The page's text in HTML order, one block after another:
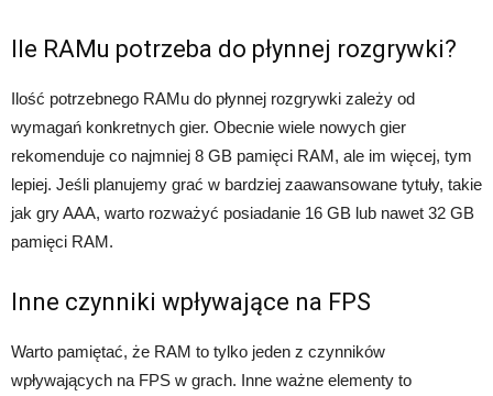
Ile RAMu potrzeba do płynnej rozgrywki?
Ilość potrzebnego RAMu do płynnej rozgrywki zależy od
wymagań konkretnych gier. Obecnie wiele nowych gier
rekomenduje co najmniej 8 GB pamięci RAM, ale im więcej, tym
lepiej. Jeśli planujemy grać w bardziej zaawansowane tytuły, takie
jak gry AAA, warto rozważyć posiadanie 16 GB lub nawet 32 GB
pamięci RAM.
Inne czynniki wpływające na FPS
Warto pamiętać, że RAM to tylko jeden z czynników
wpływających na FPS w grach. Inne ważne elementy to